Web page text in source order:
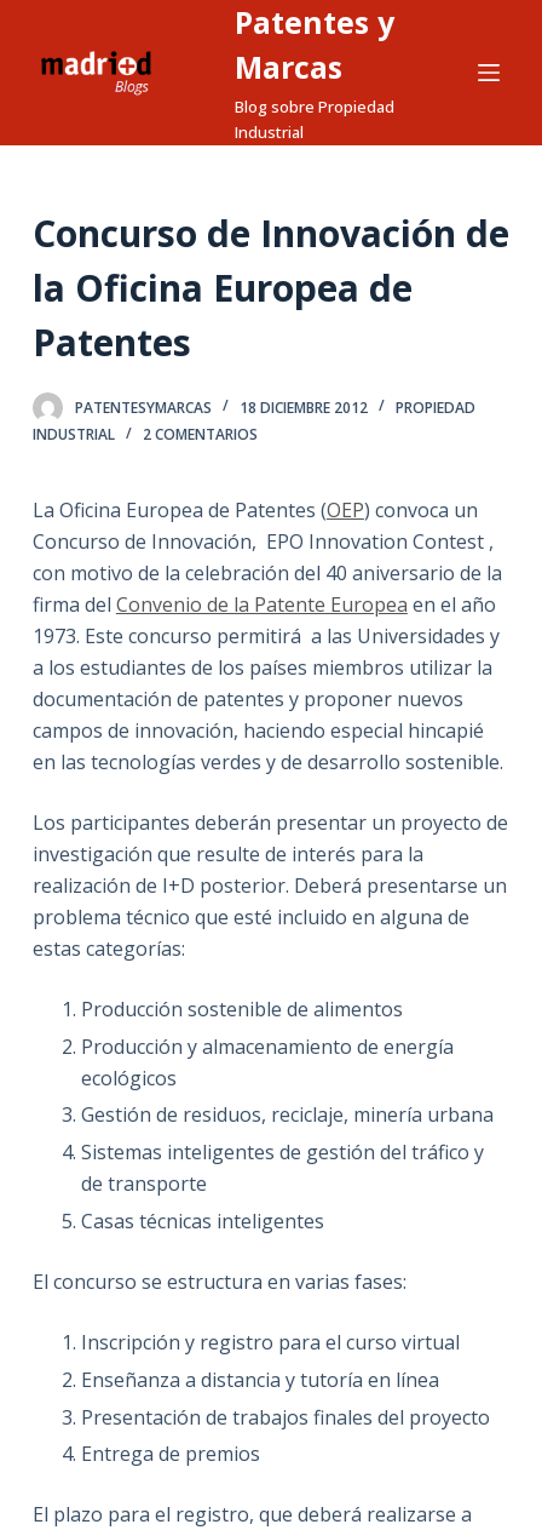
a
e
n
d
o
Patentes y
Marcas
Blog sobre Propiedad
Industrial
Concurso de Innovación de
la Oficina Europea de
Patentes
PATENTESYMARCAS 18 DICIEMBRE 2012
PROPIEDAD
INDUSTRIAL
2 COMENTARIOS
La Oficina Europea de Patentes (OEP) convoca un
Concurso de Innovación, EPO Innovation Contest ,
con motivo de la celebración del 40 aniversario de la
firma del Convenio de la Patente Europea en el año
1973. Este concurso permitirá a las Universidades y
a los estudiantes de los países miembros utilizar la
documentación de patentes y proponer nuevos
campos de innovación, haciendo especial hincapié
en las tecnologías verdes y de desarrollo sostenible.
Los participantes deberán presentar un proyecto de
investigación que resulte de interés para la
realización de I+D posterior. Deberá presentarse un
problema técnico que esté incluido en alguna de
estas categorías:
Producción sostenible de alimentos
Producción y almacenamiento de energía
ecológicos
Gestión de residuos, reciclaje, minería urbana
Sistemas inteligentes de gestión del tráfico y
de transporte
Casas técnicas inteligentes
El concurso se estructura en varias fases:
Inscripción y registro para el curso virtual
Enseñanza a distancia y tutoría en línea
Presentación de trabajos finales del proyecto
Entrega de premios
El plazo para el registro, que deberá realizarse a